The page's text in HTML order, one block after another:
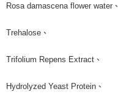
Rosa damascena flower water、
Trehalose、
Trifolium Repens Extract、
Hydrolyzed Yeast Protein、